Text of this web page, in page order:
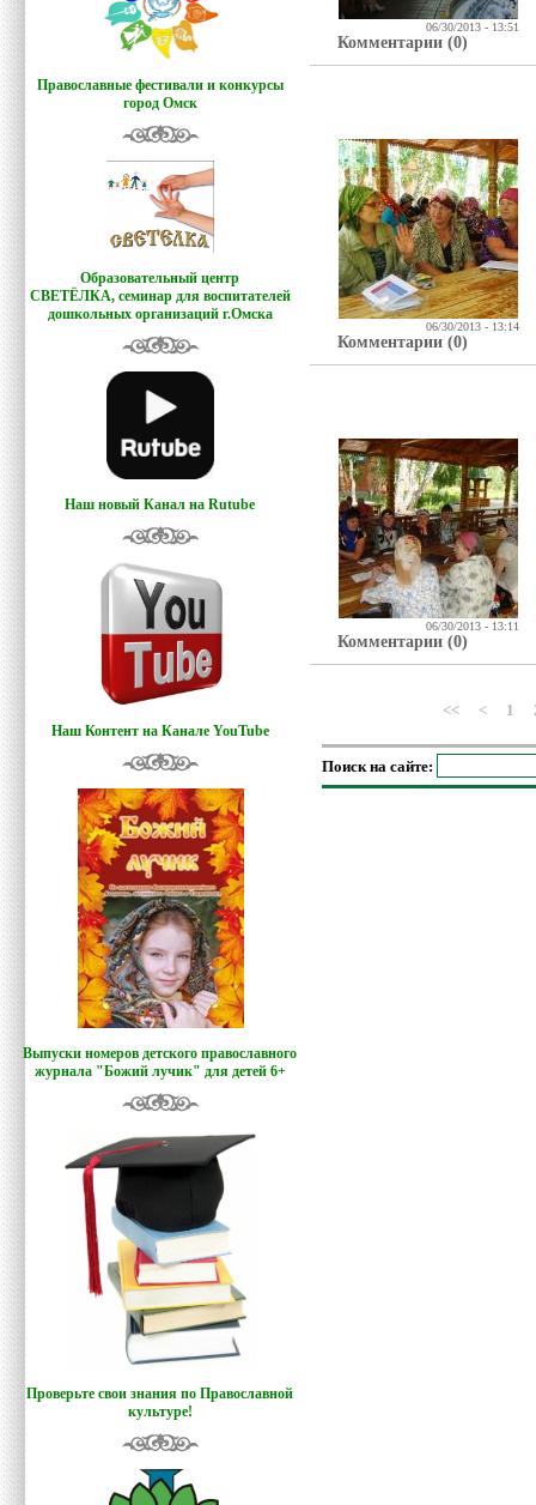
Православные фестивали и конкурсы
город Омск
Образовательный центр
СВЕТЁЛКА, семинар для воспитателей
дошкольных организаций г.Омска
Наш новый Канал на Rutube
Наш Контент на Канале YouTube
Выпуски номеров детского православного
журнала "Божий лучик" для детей 6+
Проверьте свои знания по Православной
культуре!
06/30/2013 - 13:51
Комментарии (0)
06/30/2013 - 13:14
Комментарии (0)
06/30/2013 - 13:11
Комментарии (0)
<< < 1
Поиск на сайте: